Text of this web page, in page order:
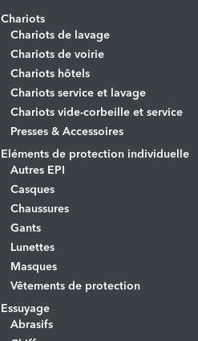
Chariots
Chariots de lavage
Chariots de voirie
Chariots hôtels
Chariots service et lavage
Chariots vide-corbeille et service
Presses & Accessoires
Eléments de protection individuelle
Autres EPI
Casques
Chaussures
Gants
Lunettes
Masques
Vêtements de protection
Essuyage
Abrasifs